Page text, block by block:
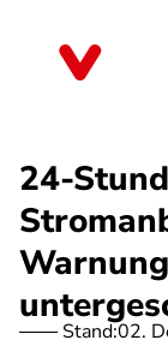
24-
Stand:02.